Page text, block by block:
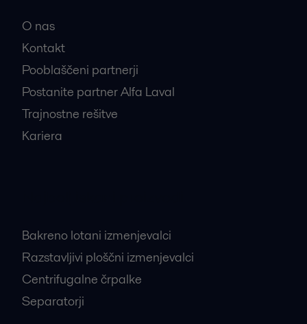
O nas
Kontakt
Pooblaščeni partnerji
Postanite partner Alfa Laval
Trajnostne rešitve
Kariera
Bakreno lotani izmenjevalci
Razstavljivi ploščni izmenjevalci
Centrifugalne črpalke
Separatorji